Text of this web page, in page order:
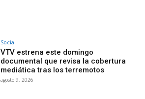
Social
VTV estrena este domingo
documental que revisa la cobertura
mediática tras los terremotos
agosto 9, 2026